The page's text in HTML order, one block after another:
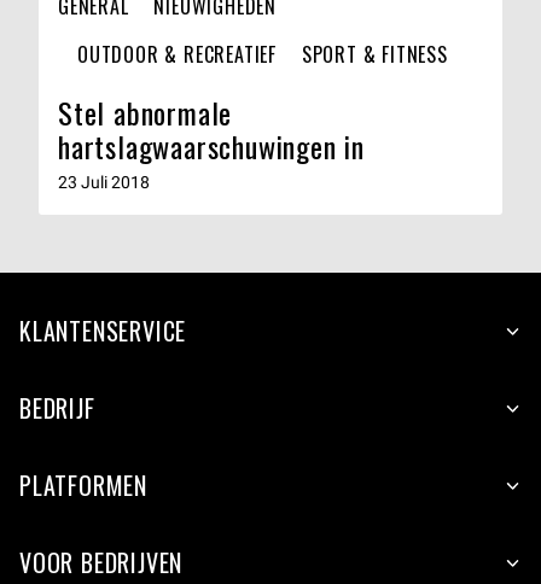
GENERAL
NIEUWIGHEDEN
OUTDOOR & RECREATIEF
SPORT & FITNESS
Stel abnormale
hartslagwaarschuwingen in
23 Juli 2018
KLANTENSERVICE
BEDRIJF
PLATFORMEN
VOOR BEDRIJVEN